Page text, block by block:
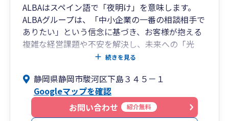
ALBAはスペイン語で「夜明け」を意味します。
ALBAグループは、「中小企業の一番の相談相手で
ありたい」という信念に基づき、お客様が抱える
複雑な経営課題や不安を解決し、未来への「光
明」となることをお約束します。
1.クラウド会計の活用： 資金繰り、業務効率、利
益構造など、お客様が抱える課題に対し、リアル
タイムデータを駆使して迅速に本質的な解決策を
導き出します。データに基づいた戦略的なアドバ
続きを見る
静岡県静岡市駿河区下島３４５－１
Googleマップを確認
お問い合わせ
紹介無料